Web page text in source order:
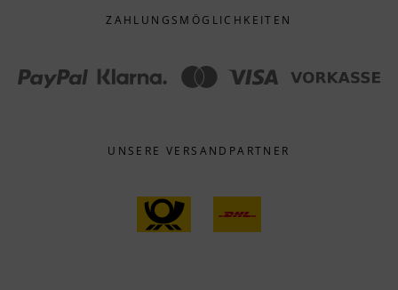
ZAHLUNGS­MÖGLICHKEITEN
UNSERE VERSANDPARTNER